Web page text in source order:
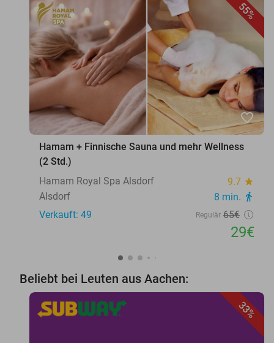
55%
favorite_border
Hamam + Finnische Sauna und mehr Wellness
(2 Std.)
Hamam Royal Spa Alsdorf
9.7 star
Alsdorf 8 min. directions_walk
Verkauft: 49 Regulär 65€
29€
Beliebt bei Leuten aus Aachen:
33%